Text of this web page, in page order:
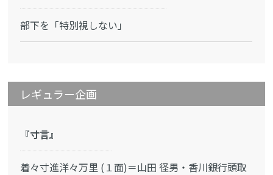
部下を「特別視しない」
レギュラー企画
『寸言』
着々寸進洋々万里 (１面)＝山田 径男・香川銀行頭取